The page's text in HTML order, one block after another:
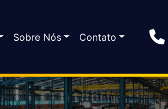
Sobre Nós Contato